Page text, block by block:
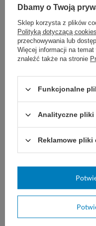
chirurgia
Dobór nici JOST
pacjenta,
a także od
chirurga. Nie są
JOST Polypropilen.
Przechowywać w
25°C, z dala od
słonecznego,
Dbamy o Twoją
Sklep korzysta z plików
Polityką dotyczącą cookies
przechowywania lub
Więcej informacji na
znaleźć także na stronie
Funkcjonalne
Analityczne pliki
Reklamowe pliki